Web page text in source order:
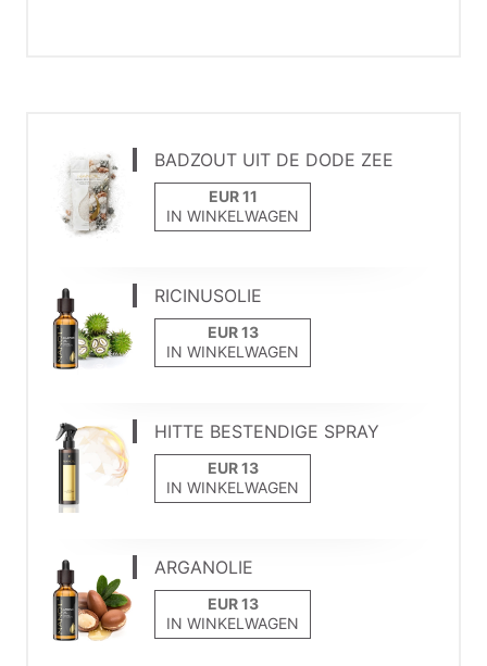
BADZOUT UIT DE DODE ZEE
IN WINKELWAGEN
RICINUSOLIE
IN WINKELWAGEN
HITTE BESTENDIGE SPRAY
IN WINKELWAGEN
ARGANOLIE
IN WINKELWAGEN